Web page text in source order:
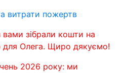
витрати пожертв
зібрали кошти на
для Олега. Щиро дякуємо!
2026 року: ми